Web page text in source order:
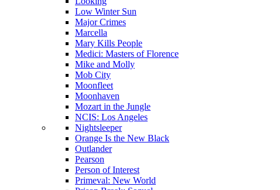
Low Winter Sun
Major Crimes
Marcella
Mary Kills People
Medici: Masters of Florence
Mike and Molly
Mob City
Moonfleet
Moonhaven
Mozart in the Jungle
NCIS: Los Angeles
Nightsleeper
Orange Is the New Black
Outlander
Pearson
Person of Interest
Primeval: New World